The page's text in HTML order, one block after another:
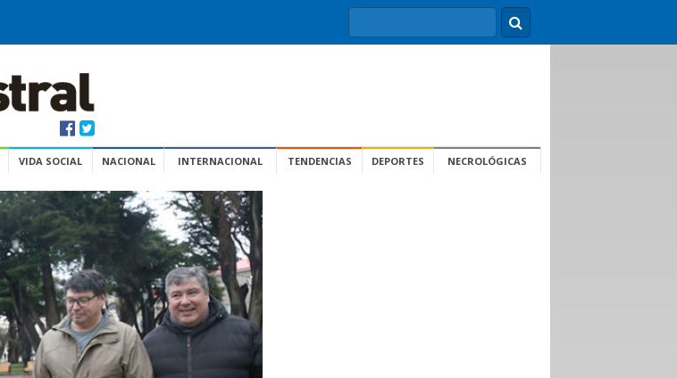
VIDA SOCIAL NACIONAL INTERNACIONAL TENDENCIAS DEPORTES NECROLÓGICAS